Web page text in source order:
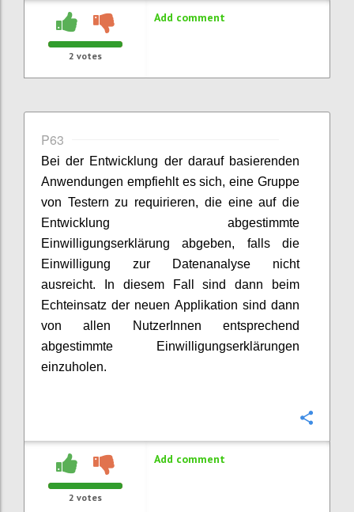
2 votes
Add comment
P63
Bei der Entwicklung der darauf basierenden
Anwendungen empfiehlt es sich, eine Gruppe
von Testern zu requirieren, die eine auf die
Entwicklung abgestimmte
Einwilligungserklärung abgeben, falls die
Einwilligung zur Datenanalyse nicht
ausreicht. In diesem Fall sind dann beim
Echteinsatz der neuen Applikation sind dann
von allen NutzerInnen entsprechend
abgestimmte Einwilligungserklärungen
einzuholen.
2 votes
Add comment